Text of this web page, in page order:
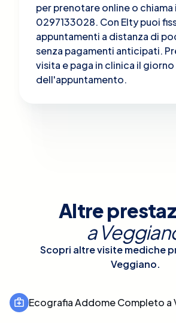
per prenotare online o chiama
0297133028. Con Elty puoi
appuntamenti a distanza di
senza pagamenti anticipati.
visita e paga in clinica il giorno
dell'appuntamento.
Altre
a
Scopri altre visite mediche
Veggiano.
Ecografia Addome Completo a